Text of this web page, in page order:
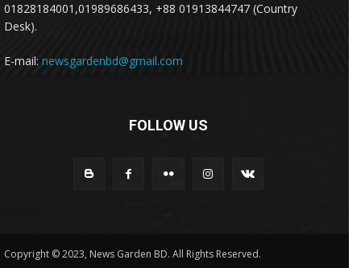
01828184001,01989686433, +88 01913844747 (Country
Desk).
E-mail: newsgardenbd@gmail.com
FOLLOW US
Copyright © 2023, News Garden BD. All Rights Reserved.